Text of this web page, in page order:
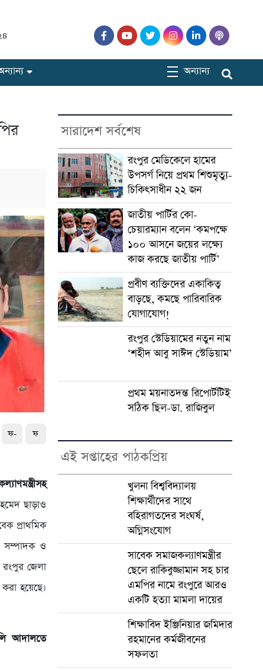
অন্যান্য
ফ- ফ
ছাড়াও
প্রাথমিক
সম্পাদক ও
জেলা
হয়েছে।
আদালতে
সারাদেশ সর্বশেষ
রংপুর মেডিকেলে হামের
উপসর্গ নিয়ে প্রথম শিশুমৃত্যু-
চিকিৎসাধীন ২২ জন
জাতীয় পার্টির কো-
চেয়ারম্যান বলেন ‘কমপক্ষে
১০০ আসনে জয়ের লক্ষ্যে
কাজ করছে জাতীয় পার্টি’
প্রবীণ ব্যক্তিদের একাকিত্ব
বাড়ছে, কমছে পারিবারিক
যোগাযোগ!
রংপুর স্টেডিয়ামের নতুন নাম
‘শহীদ আবু সাঈদ স্টেডিয়াম’
প্রথম ময়নাতদন্ত রিপোর্টটিই
সঠিক ছিল-ডা. রাজিবুল
এই সপ্তাহের পাঠকপ্রিয়
খুলনা বিশ্ববিদ্যালয়
শিক্ষার্থীদের সাথে
বহিরাগতদের সংঘর্ষ,
অগ্নিসংযোগ
সাবেক সমাজকল্যাণমন্ত্রীর
ছেলে রাকিবুজ্জামান সহ চার
এমপির নামে রংপুরে আরও
একটি হত্যা মামলা দায়ের
শিক্ষাবিদ ইঞ্জিনিয়ার জমিদার
রহমানের কর্মজীবনের
সফলতা